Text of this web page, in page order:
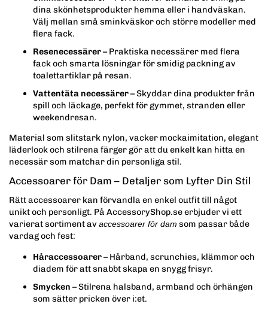
dina skönhetsprodukter hemma eller i handväskan.
Välj mellan små sminkväskor och större modeller med
flera fack.
Resenecessärer– Praktiska necessärer med flera
fack och smarta lösningar för smidig packning av
toalettartiklar på resan.
Vattentäta necessärer– Skyddar dina produkter från
spill och läckage, perfekt för gymmet, stranden eller
weekendresan.
Material som slitstark nylon, vacker mockaimitation, elegant
läderlook och stilrena färger gör att du enkelt kan hitta en
necessär som matchar din personliga stil.
Accessoarer för Dam – Detaljer som Lyfter Din Stil
Rätt accessoarer kan förvandla en enkel outfit till något
unikt och personligt. På AccessoryShop.se erbjuder vi ett
varierat sortiment avaccessoarer för dam som passar både
vardag och fest:
Håraccessoarer– Hårband, scrunchies, klämmor och
diadem för att snabbt skapa en snygg frisyr.
Smycken – Stilrena halsband, armband och örhängen
som sätter pricken över i:et.